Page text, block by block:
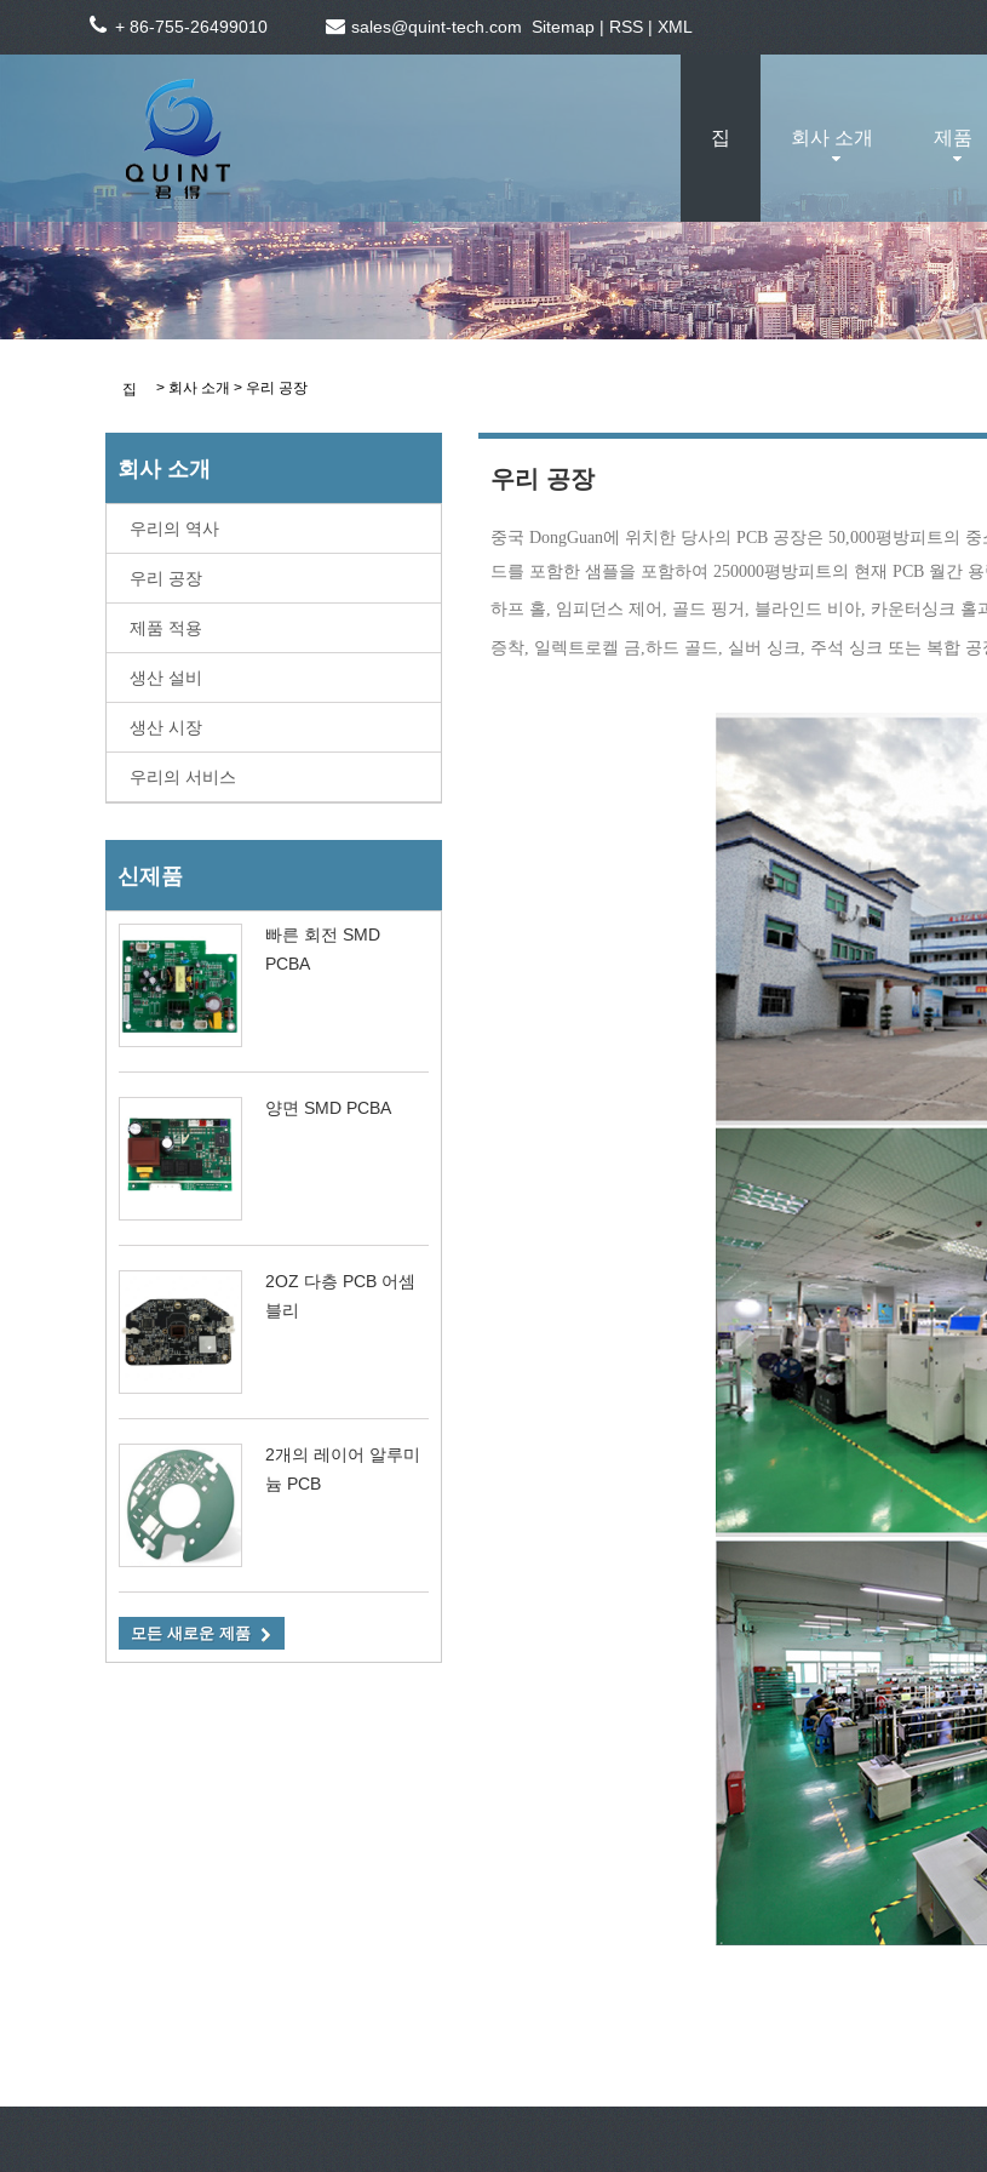
+ 86-755-26499010 sales@quint-tech.com Sitemap | RSS | XML
집 회사 소개 제품
집 > 회사 소개 > 우리 공장
회사 소개
우리의 역사
우리 공장
제품 적용
생산 설비
생산 시장
우리의 서비스
신제품
빠른 회전 SMD
PCBA
양면 SMD PCBA
2OZ 다층 PCB 어셈
블리
2개의 레이어 알루미
늄 PCB
모든 새로운 제품
우리 공장
중국 DongGuan에 위치한 당사의 PCB 공장은 50,000평방피트의
드를 포함한 샘플을 포함하여 250000평방피트의 현재 PCB 월간
하프 홀, 임피던스 제어, 골드 핑거, 블라인드 비아, 카운터싱크
증착, 일렉트로켈 금,하드 골드, 실버 싱크, 주석 싱크 또는 복합 공